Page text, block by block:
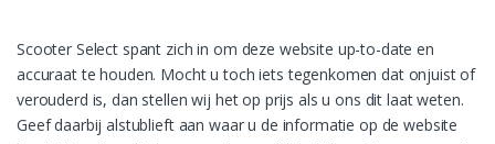
Scooter Select spant zich in om deze website up-to-date en
accuraat te houden. Mocht u toch iets tegenkomen dat onjuist of
verouderd is, dan stellen wij het op prijs als u ons dit laat weten.
Geef daarbij alstublieft aan waar u de informatie op de website